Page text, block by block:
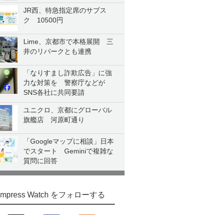
JR西、特急指定席のサブス
ク 10500円
Lime、京都市で本格展開 三
井のリパークとも連携
「なりすまし詐欺広告」に強
力な対策を 警察庁などが
SNS各社に共同要請
ユニクロ、京都にグローバル
旗艦店 河原町通り
「Googleマップに相談」日本
でスタート Geminiで複雑な
質問に回答
Impress Watch をフォローする